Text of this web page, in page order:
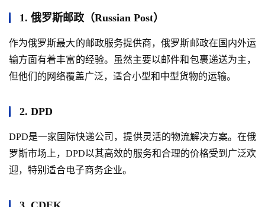
1. 俄罗斯邮政（Russian Post）
作为俄罗斯最大的邮政服务提供商，俄罗斯邮政在国内外运
输方面有着丰富的经验。虽然主要以邮件和包裹递送为主，
但他们的网络覆盖广泛，适合小型和中型货物的运输。
2. DPD
DPD是一家国际快递公司，提供灵活的物流解决方案。在俄
罗斯市场上，DPD以其高效的服务和合理的价格受到广泛欢
迎，特别适合电子商务企业。